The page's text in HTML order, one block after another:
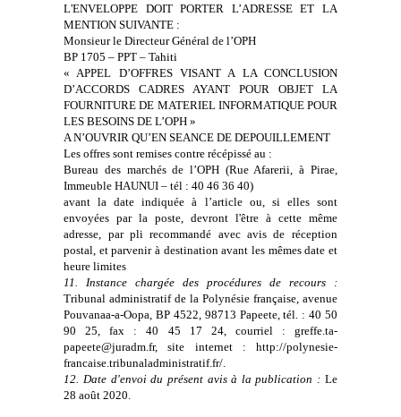
L'ENVELOPPE DOIT PORTER L’ADRESSE ET LA
MENTION SUIVANTE :
Monsieur le Directeur Général de l’OPH
BP 1705 – PPT – Tahiti
« APPEL D’OFFRES VISANT A LA CONCLUSION
D’ACCORDS CADRES AYANT POUR OBJET LA
FOURNITURE DE MATERIEL INFORMATIQUE POUR
LES BESOINS DE L’OPH »
A N’OUVRIR QU’EN SEANCE DE DEPOUILLEMENT
Les offres sont remises contre récépissé au :
Bureau des marchés de l’OPH (Rue Afarerii, à Pirae,
Immeuble HAUNUI – tél : 40 46 36 40)
avant la date indiquée à l’article ou, si elles sont
envoyées par la poste, devront l'être à cette même
adresse, par pli recommandé avec avis de réception
postal, et parvenir à destination avant les mêmes date et
heure limites
11. Instance chargée des procédures de recours :
Tribunal administratif de la Polynésie française, avenue
Pouvanaa-a-Oopa, BP 4522, 98713 Papeete, tél. : 40 50
90 25, fax : 40 45 17 24, courriel : greffe.ta-
papeete@juradm.fr, site internet : http://polynesie-
francaise.tribunaladministratif.fr/.
12. Date d'envoi du présent avis à la publication : Le
28 août 2020.